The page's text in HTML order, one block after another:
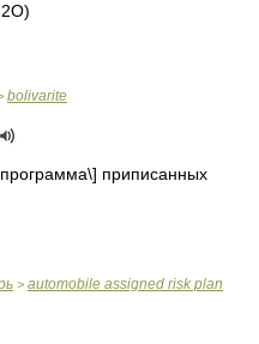
bolivarite
приписанных
> automobile assigned risk plan